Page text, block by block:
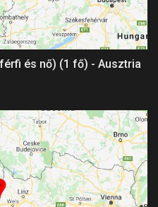
és nő) (1 fő) - Ausztria